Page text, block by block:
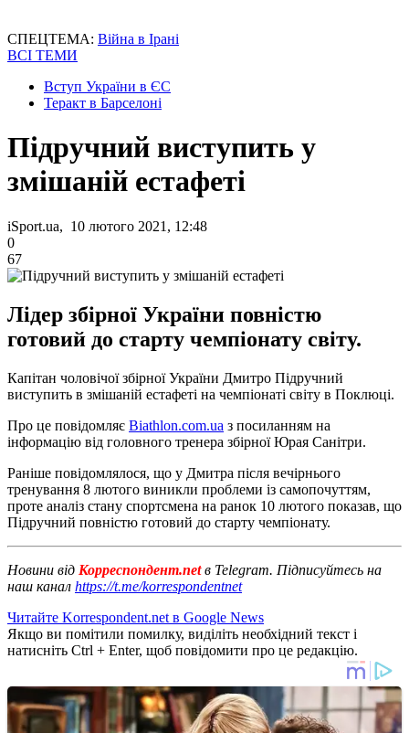
СПЕЦТЕМА: Війна в Ірані
ВСІ ТЕМИ
Вступ України в ЄС
Теракт в Барселоні
Підручний виступить у
змішаній естафеті
iSport.ua, 10 лютого 2021, 12:48
0
67
Лідер збірної України повністю
готовий до старту чемпіонату світу.
Капітан чоловічої збірної України Дмитро Підручний
виступить в змішаній естафеті на чемпіонаті світу в Поклюці.
Про це повідомляє Biathlon.com.ua з посиланням на
інформацію від головного тренера збірної Юрая Санітри.
Раніше повідомлялося, що у Дмитра після вечірнього
тренування 8 лютого виникли проблеми із самопочуттям,
проте аналіз стану спортсмена на ранок 10 лютого показав, що
Підручний повністю готовий до старту чемпіонату.
Новини від Корреспондент.netв Telegram. Підписуйтесь на
наш канал https://t.me/korrespondentnet
Читайте Korrespondent.net в Google News
Якщо ви помітили помилку, виділіть необхідний текст і
натисніть Ctrl + Enter, щоб повідомити про це редакцію.